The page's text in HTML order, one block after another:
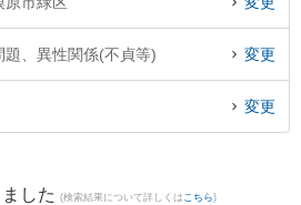
問題のトラブルを今すぐに弁護士に相談した
婚問題のトラブル解決の実績豊富な近くの弁護
で異性関係(不貞等)による離婚問題を法律相談
題、異性関係(不貞等) 変更
変更
した (検索結果について詳しくは こちら)